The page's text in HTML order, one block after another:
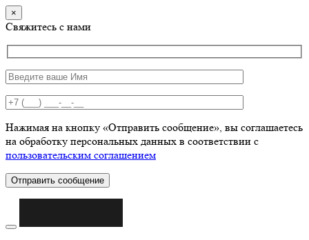
×
Свяжитесь с нами
Нажимая на кнопку «Отправить сообщение», вы соглашаетесь
на обработку персональных данных в соответствии с
пользовательским соглашением
Отправить сообщение